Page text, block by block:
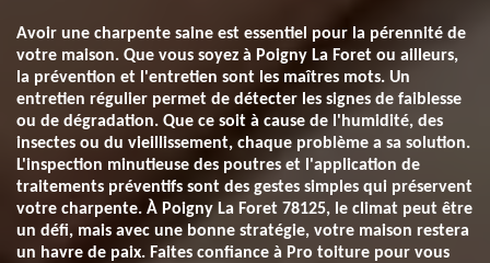
Avoir une charpente saine est essentiel pour la pérennité de
votre maison. Que vous soyez à Poigny La Foret ou ailleurs,
la prévention et l'entretien sont les maîtres mots. Un
entretien régulier permet de détecter les signes de faiblesse
ou de dégradation. Que ce soit à cause de l'humidité, des
insectes ou du vieillissement, chaque problème a sa solution.
L'inspection minutieuse des poutres et l'application de
traitements préventifs sont des gestes simples qui préservent
votre charpente. À Poigny La Foret 78125, le climat peut être
un défi, mais avec une bonne stratégie, votre maison restera
un havre de paix. Faites confiance à Pro toiture pour vous